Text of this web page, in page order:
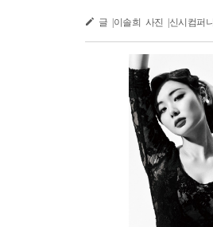
글 |이솔희 사진 |신시컴퍼니